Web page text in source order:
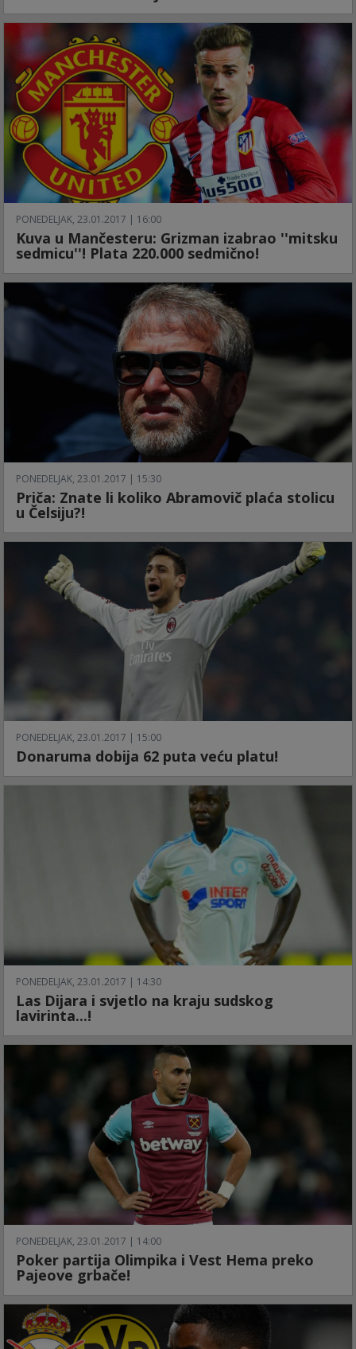
PONEDELJAK, 23.01.2017 | 16:00
Kuva u Mančesteru: Grizman izabrao ''mitsku
sedmicu''! Plata 220.000 sedmično!
PONEDELJAK, 23.01.2017 | 15:30
Priča: Znate li koliko Abramovič plaća stolicu
u Čelsiju?!
PONEDELJAK, 23.01.2017 | 15:00
Donaruma dobija 62 puta veću platu!
PONEDELJAK, 23.01.2017 | 14:30
Las Dijara i svjetlo na kraju sudskog
lavirinta...!
PONEDELJAK, 23.01.2017 | 14:00
Poker partija Olimpika i Vest Hema preko
Pajeove grbače!